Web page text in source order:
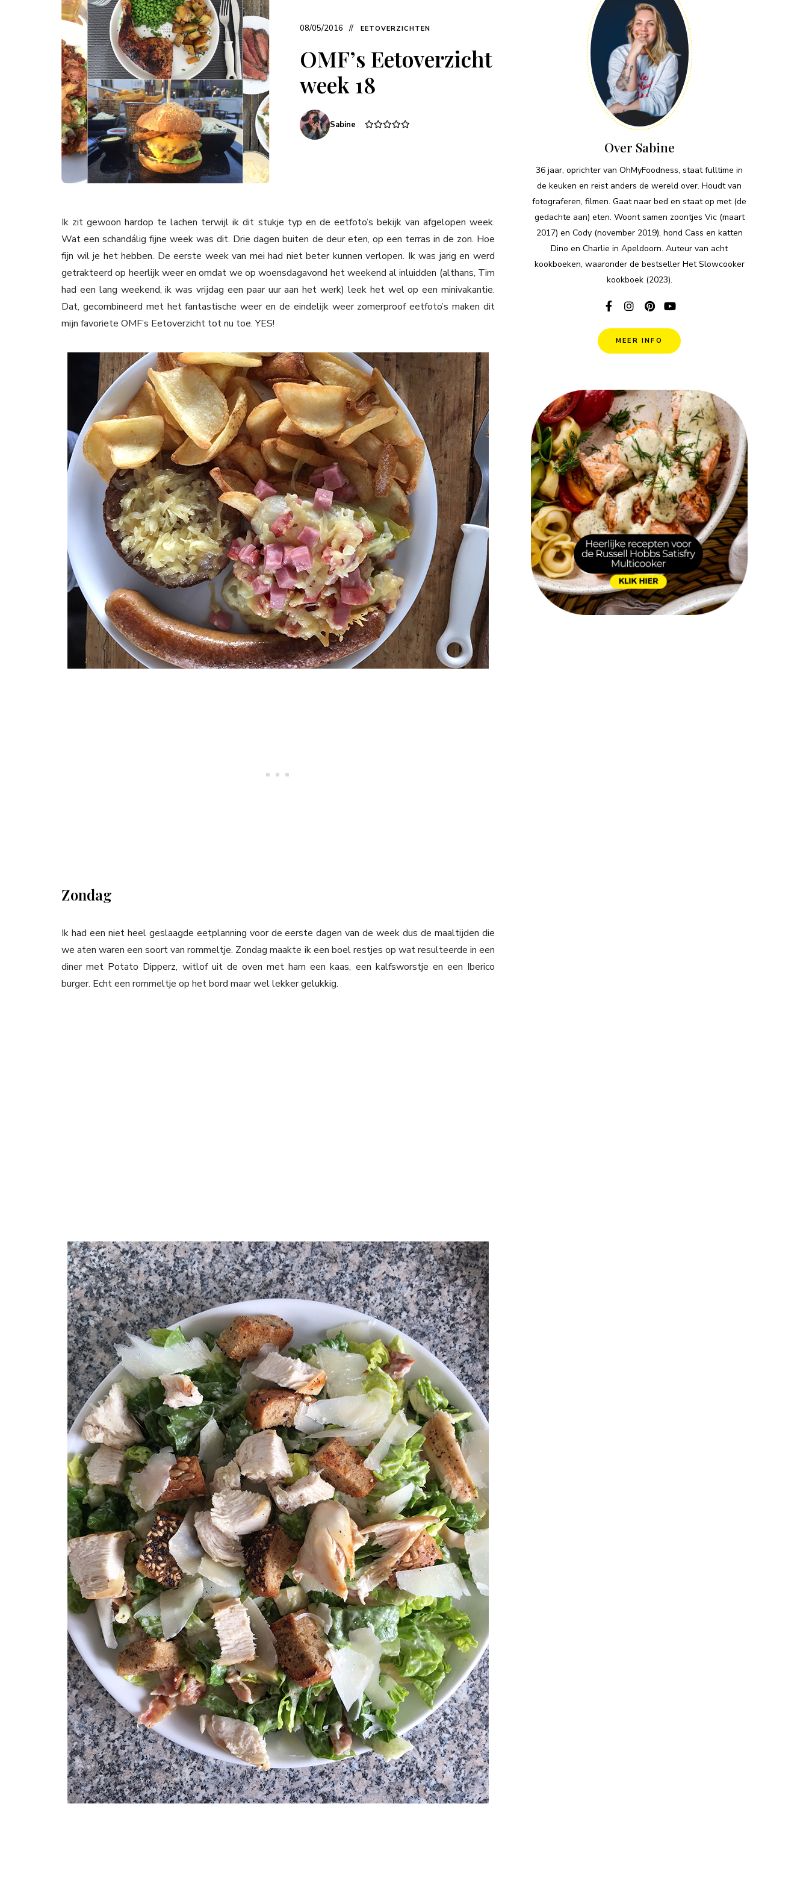
08/05/2016 EETOVERZICHTEN
OMF’s Eetoverzicht
week 18
Sabine
Ik zit gewoon hardop te lachen terwijl ik dit stukje typ en de eetfoto’s bekijk van afgelopen week.
Wat een schandálig fijne week was dit. Drie dagen buiten de deur eten, op een terras in de zon. Hoe
fijn wil je het hebben. De eerste week van mei had niet beter kunnen verlopen. Ik was jarig en werd
getrakteerd op heerlijk weer en omdat we op woensdagavond het weekend al inluidden (althans, Tim
had een lang weekend, ik was vrijdag een paar uur aan het werk) leek het wel op een minivakantie.
Dat, gecombineerd met het fantastische weer en de eindelijk weer zomerproof eetfoto’s maken dit
mijn favoriete OMF’s Eetoverzicht tot nu toe. YES!
Zondag
Ik had een niet heel geslaagde eetplanning voor de eerste dagen van de week dus de maaltijden die
we aten waren een soort van rommeltje. Zondag maakte ik een boel restjes op wat resulteerde in een
diner met Potato Dipperz, witlof uit de oven met ham een kaas, een kalfsworstje en een Iberico
burger. Echt een rommeltje op het bord maar wel lekker gelukkig.
Over Sabine
36 jaar, oprichter van OhMyFoodness, staat fulltime in
de keuken en reist anders de wereld over. Houdt van
fotograferen, filmen. Gaat naar bed en staat op met (de
gedachte aan) eten. Woont samen zoontjes Vic (maart
2017) en Cody (november 2019), hond Cass en katten
Dino en Charlie in Apeldoorn. Auteur van acht
kookboeken, waaronder de bestseller Het Slowcooker
kookboek (2023).
MEER INFO